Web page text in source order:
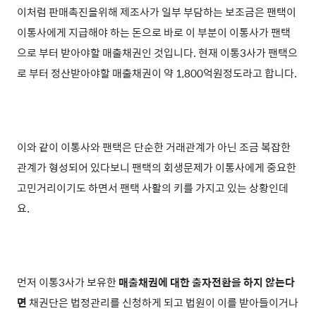
이처럼 판매촉진을위해 제조사가 일부 부담하는 보조금은 팬택이
이통사에게 지급해야 하는 돈으로 바로 이 부분이 이통사가 팬택
으로 부터 받아야할 매출채권인 것입니다. 현재 이통3사가 팬택으
로 부터 정산받아야할 매출채권이 약 1,800억원정도라고 합니다.
이와 같이 이통사와 팬택은 단순한 거래관계가 아닌 조금 복잡한
관계가 형성되어 있다보니 팬택의 회생문제가 이통사에게 중요한
고민거리이기도 하면서 팬택 사활의 키를 가지고 있는 상황인데
요.
먼저 이통3사가 보유한매출채권에 대한 출자전환을 하지 않는다
면채권단은 법정관리를 신청하게 되고 법원이 이를 받아들이거나